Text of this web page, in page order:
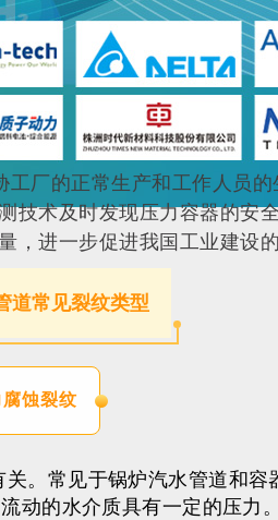
厂的正常生产和工作人员
术及时发现压力容器的安
进一步促进我国工业建设的
道常见裂纹类型
蚀裂纹
。常见于锅炉汽水管道和
的水介质具有一定的压力